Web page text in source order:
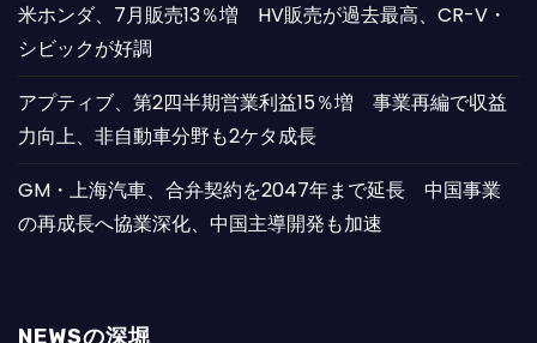
米ホンダ、7月販売13％増 HV販売が過去最高、CR-V・
シビックが好調
アプティブ、第2四半期営業利益15％増 事業再編で収益
力向上、非自動車分野も2ケタ成長
GM・上海汽車、合弁契約を2047年まで延長 中国事業
の再成長へ協業深化、中国主導開発も加速
NEWSの深堀